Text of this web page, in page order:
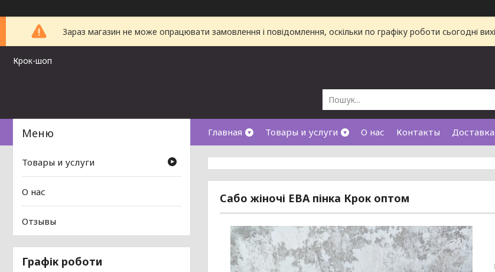
Зараз магазин не може опрацювати замовлення і повідомлення, оскільки по графіку роботи сьогодні
Крок-шоп
Главная Товары и услуги О нас Контакты
Сабо жіночі ЕВА пінка Крок оптом
Товары и услуги
О нас
Отзывы
Графік роботи